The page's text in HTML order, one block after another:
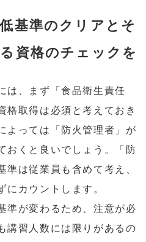
基準のクリアとそ
資格のチェックを
は、まず「食品衛生責任
格取得は必須と考えておき
よっては「防火管理者」が
おくと良いでしょう。「防
準は従業員も含めて考え、
にカウントします。
準が変わるため、注意が必
講習人数には限りがあるの